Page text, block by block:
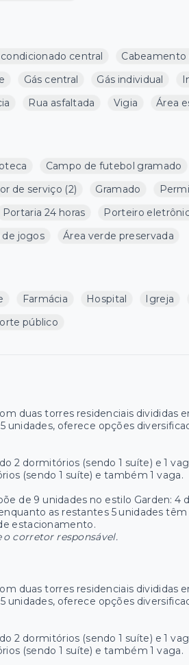
central
Gás central Gás individual
Rua asfaltada Vigia Área
Campo de futebol gramado
de serviço (2) Gramado
Portaria 24 horas Porteiro
de jogos Área verde preservada
Farmácia Hospital Igreja
público
duas torres residenciais divididas
oferece opções
2 dormitórios (sendo 1 suíte) e 1
(sendo 1 suíte) e também 1 vaga.
de 9 unidades no estilo Garden: 4
as restantes 5 unidades
estacionamento.
o corretor responsável.
duas torres residenciais divididas
oferece opções
2 dormitórios (sendo 1 suíte) e 1
(sendo 1 suíte) e também 1 vaga.